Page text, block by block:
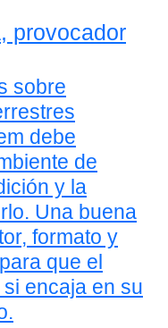
provocador
sobre
debe
de
y la
Una buena
formato y
que el
encaja en su